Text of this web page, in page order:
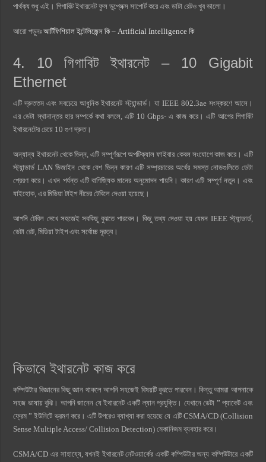
পার্থক্য শুধু এই। গিগাবিট ইথারনেট ফুল ডুপ্লেক্স সাপোর্ট করে এবং ডাটা রেটও খুব ভালো।
আরো পড়ুনঃআর্টিফিশিয়াল ইন্টেলিজেন্স কি – Artificial Intelligence কি
4. 10 গিগাবিট ইথারনেট – 10 Gigabit
Ethernet
এটি দ্রুততম এবং সবচেয়ে আধুনিক ইথারনেট স্ট্যান্ডার্ড। যা IEEE 802.3ae সংস্করণে আসে।
এর ডেটা স্থানান্তর হার সম্পর্কে কথা বললে, এটি 10 Gbps- এ কাজ করে। এটি আগের গিগাবিট
ইথারনেটের চেয়ে 10 গুণ দ্রুত।
অন্যান্য ইথারনেট থেকে ভিন্ন, এটি সম্পূর্ণরূপে অপটিক্যাল ফাইবার কেবল সংযোগে কাজ করে। এটি
স্ট্যান্ডার্ড LAN ডিজাইন থেকে বেশ ভিন্ন কারণ এটি সম্প্রচারের অর্থের সমস্ত নোডগুলিতে ডেটা
প্রেরণ করে। এখন পর্যন্ত এটি বাণিজ্যিক মানের অনুমোদন পায়নি। কারণ এটি সম্পূর্ণ নতুন। এবং
যাইহোক, এর মিডিয়া টাইপ নীচের টেবিলে দেওয়া হয়েছে।
আপনি টেবিল দেখে সহজেই সবকিছু বুঝতে পারবেন। কিছু তথ্য দেওয়া হয় যেমন IEEE স্ট্যান্ডার্ড,
ডেটা রেট, মিডিয়া টাইপ এবং সর্বোচ্চ দূরত্ব।
কিভাবে ইথারনেট কাজ করে
কম্পিউটার বিজ্ঞানের কিছু জ্ঞান থাকলে আপনি সহজেই বিষয়টি বুঝতে পারবেন। কিন্তু আমরা আপনাকে
সহজ ভাষায় বুঝি। আপনি জানেন যে ইথারনেট একটি ল্যান প্রযুক্তি। যেখানে ডেটা ” প্যাকেট এবং
ফ্রেম ” ইউনিটে ভ্রমণ করে। এটি উপরেও ব্যাখ্যা করা হয়েছে যে এটি CSMA/CD (Collision
Sense Multiple Access/ Collision Detection) মেকানিজম ব্যবহার করে।
CSMA/CD এর সাহায্যে, যখনই ইথারনেট নেটওয়ার্কের একটি কম্পিউটার অন্য কম্পিউটারে একটি